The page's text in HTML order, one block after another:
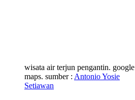
wisata air terjun pengantin. google
maps. sumber : Antonio Yosie
Setiawan